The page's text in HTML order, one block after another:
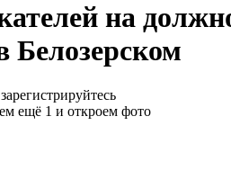
на
Белозерском
ещё 1 и откроем фото